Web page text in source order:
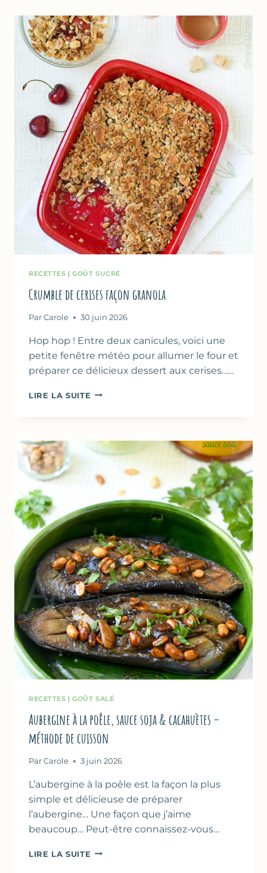
BLANC
(SANS
SORBETIÈRE)
RECETTES |GOÛT SUCRÉ
Crumble de cerises façon granola
Par Carole 30 juin 2026
Hop hop ! Entre deux canicules, voici une
petite fenêtre météo pour allumer le four et
préparer ce délicieux dessert aux cerises……
LIRE LA SUITE CRUMBLE
GRANOLA
RECETTES |GOÛT SALÉ
Aubergine à la poêle, sauce soja & cacahuètes –
méthode de cuisson
Par Carole 3 juin 2026
L’aubergine à la poêle est la façon la plus
simple et délicieuse de préparer
l’aubergine… Une façon que j’aime
beaucoup… Peut-être connaissez-vous…
LIRE LA SUITE AUBERGINE